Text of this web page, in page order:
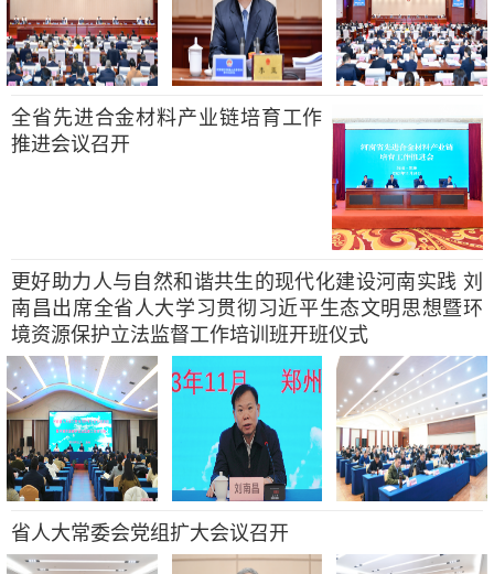
全省先进合金材料产业链培育工作
推进会议召开
更好助力人与自然和谐共生的现代化建设河南实践 刘
南昌出席全省人大学习贯彻习近平生态文明思想暨环
境资源保护立法监督工作培训班开班仪式
省人大常委会党组扩大会议召开